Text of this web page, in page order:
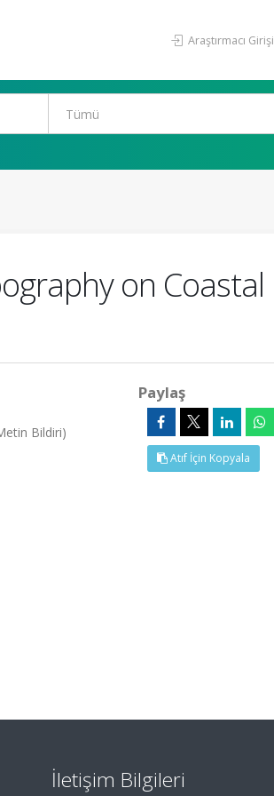
Araştırmacı Girişi
on Coastal
Bildiri)
Paylaş
Atıf İçin Kopyala
İletişim Bilgileri